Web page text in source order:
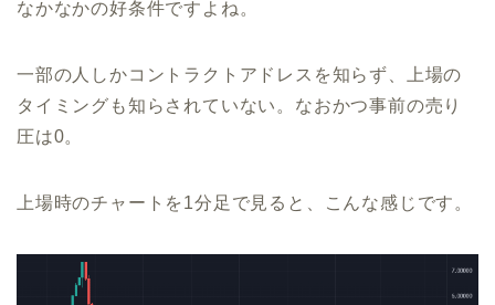
なかなかの好条件ですよね。
一部の人しかコントラクトアドレスを知らず、上場の
タイミングも知らされていない。なおかつ事前の売り
圧は0。
上場時のチャートを1分足で見ると、こんな感じです。